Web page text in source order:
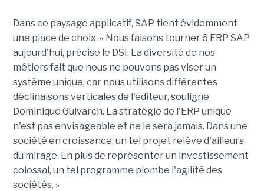
Dans ce paysage applicatif, SAP tient évidemment
une place de choix. « Nous faisons tourner 6 ERP SAP
aujourd'hui, précise le DSI. La diversité de nos
métiers fait que nous ne pouvons pas viser un
système unique, car nous utilisons différentes
déclinaisons verticales de l'éditeur, souligne
Dominique Guivarch. La stratégie de l'ERP unique
n'est pas envisageable et ne le sera jamais. Dans une
société en croissance, un tel projet relève d'ailleurs
du mirage. En plus de représenter un investissement
colossal, un tel programme plombe l'agilité des
sociétés. »